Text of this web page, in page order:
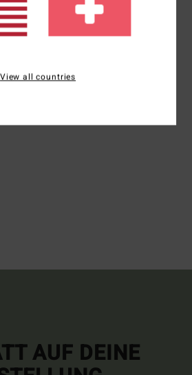
AUF DEINE
View all countries